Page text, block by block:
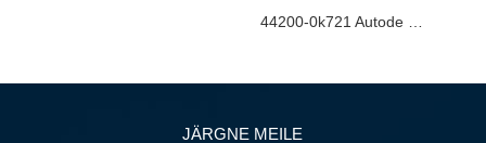
44200-0k721 Autode rooliseade
JÄRGNE MEILE